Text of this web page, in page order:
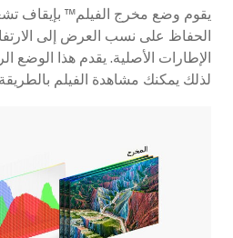
يقوم وضع مخرج الفيلم™ بإيقاف
الحفاظ على نسب العرض إلى
الإطارات الأصلية. يقدم هذا الوضع
لذلك يمكنك مشاهدة الفيلم